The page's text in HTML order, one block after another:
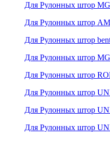
Для Рулонных штор
Для Рулонных штор
Для Рулонных штор
Для Рулонных штор
Для Рулонных штор
Для Рулонных штор
Для Рулонных штор
Для Рулонных штор